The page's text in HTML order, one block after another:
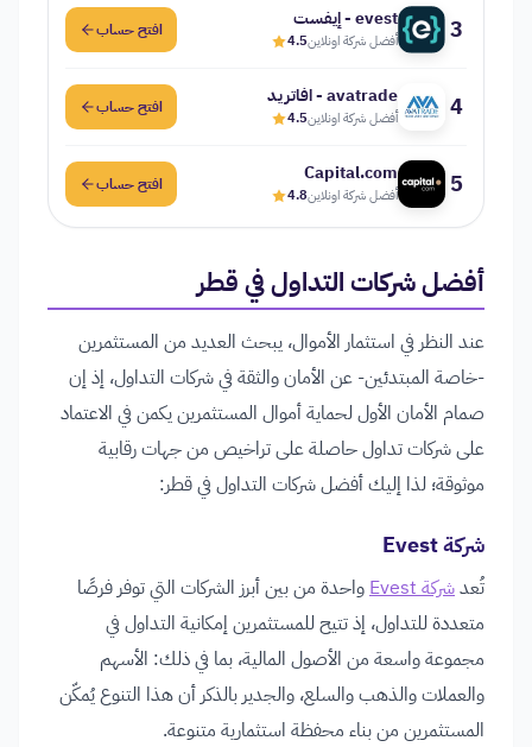
3 evest - إيفست
أفضل شركة اونلاين4.5
افتح حساب
4 avatrade - افاتريد
أفضل شركة اونلاين4.5
افتح حساب
5
Capital.com
أفضل شركة اونلاين4.8
افتح حساب
أفضل شركات التداول في قطر
عند النظر في استثمار الأموال، يبحث العديد من المستثمرين
-خاصة المبتدئين- عن الأمان والثقة في شركات التداول، إذ إن
صمام الأمان الأول لحماية أموال المستثمرين يكمن في الاعتماد
على شركات تداول حاصلة على تراخيص من جهات رقابية
موثوقة؛ لذا إليك أفضل شركات التداول في قطر:
شركة Evest
تُعدشركة Evest
واحدة من بين أبرز الشركات التي توفر فرصًا
متعددة للتداول، إذ تتيح للمستثمرين إمكانية التداول في
مجموعة واسعة من الأصول المالية، بما في ذلك: الأسهم
والعملات والذهب والسلع، والجدير بالذكر أن هذا التنوع يُمكّن
المستثمرين من بناء محفظة استثمارية متنوعة.